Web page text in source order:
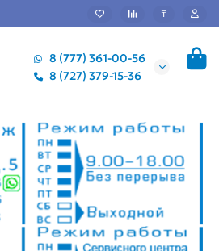
₸
8 (777) 361-00-56
8 (727) 379-15-36